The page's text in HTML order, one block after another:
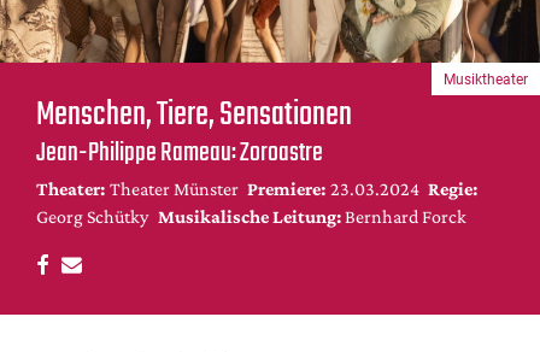
Bühnenwelt
Festivals & Veranstaltungen
Menschen & Theater
Themen
Internationales
Nachrufe
DdB-map
Menschen, Tiere, Sensationen
Jean-Philippe Rameau: Zoroastre
Theater: Theater Münster Premiere: 23.03.2024 Regie:
Georg Schütky Musikalische Leitung: Bernhard Forck
Musiktheater